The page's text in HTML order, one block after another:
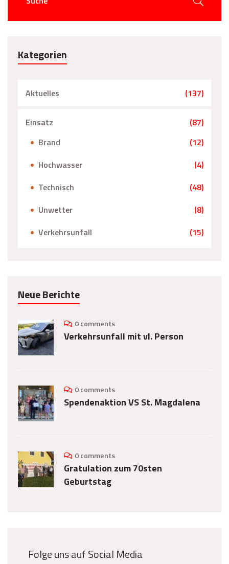
Kategorien
Aktuelles (137)
Einsatz
(87)
Brand
(12)
Hochwasser
(4)
Technisch
(48)
Unwetter
(8)
Verkehrsunfall
(15)
Neue Berichte
0 comments
Verkehrsunfall mit vl. Person
0 comments
Spendenaktion VS St. Magdalena
0 comments
Gratulation zum 70sten
Geburtstag
Folge uns auf Social Media